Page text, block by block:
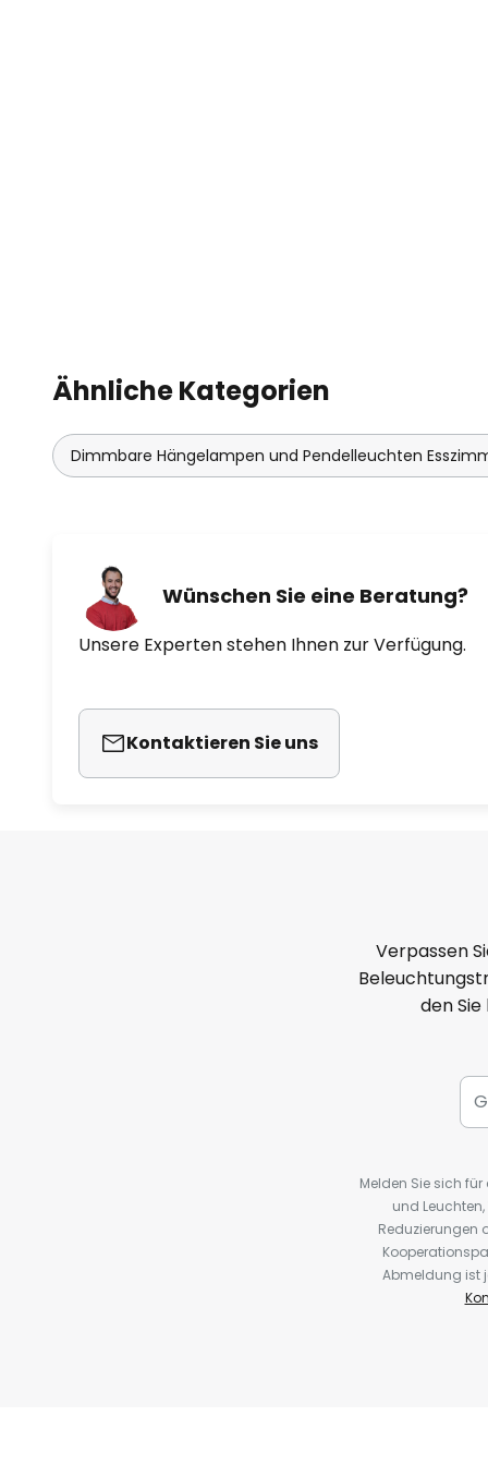
Ähnliche Kategorien
Dimmbare Hängelampen und Pendelleuchten
Wünschen Sie eine Beratung?
Unsere Experten stehen Ihnen zur Verfügung.
Kontaktieren Sie uns
Verpassen
den
Melden Sie sich
und
Reduzierungen
Abmeldung ist